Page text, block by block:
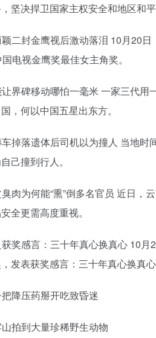
坚决捍卫国家主权安全和地区和平
二封金鹰视后激动落泪 10月20
电视金鹰奖最佳女主角奖。
界碑移动哪怕一毫米 一家三代
，何以中国五星出东方。
掉落遗体后司机以为撞人 当地
己撞到行人。
肉为何能“熏”倒多名官员 近日，
全更需高度重视。
奖感言：三十年真心换真心 10
发表获奖感言：三十年真心换真心
降压药掰开吃致昏迷
拍到大量珍稀野生动物